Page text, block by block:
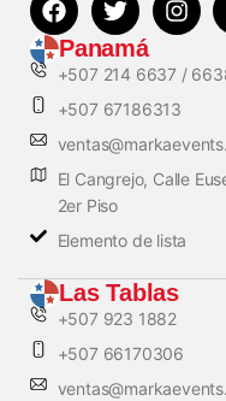
Panamá
+507 214 6637 /
+507 67186313
El Cangrejo, Calle
2er Piso
Elemento de lista
Las Tablas
+507 923 1882
+507 66170306